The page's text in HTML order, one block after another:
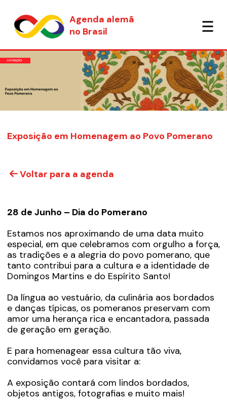
Agenda alemã
no Brasil
Exposição em Homenagem ao Povo Pomerano
Voltar para a agenda
28 de Junho – Dia do Pomerano
Estamos nos aproximando de uma data muito
especial, em que celebramos com orgulho a força,
as tradições e a alegria do povo pomerano, que
tanto contribui para a cultura e a identidade de
Domingos Martins e do Espírito Santo!
Da língua ao vestuário, da culinária aos bordados
e danças típicas, os pomeranos preservam com
amor uma herança rica e encantadora, passada
de geração em geração.
E para homenagear essa cultura tão viva,
convidamos você para visitar a:
A exposição contará com lindos bordados,
objetos antigos, fotografias e muito mais!